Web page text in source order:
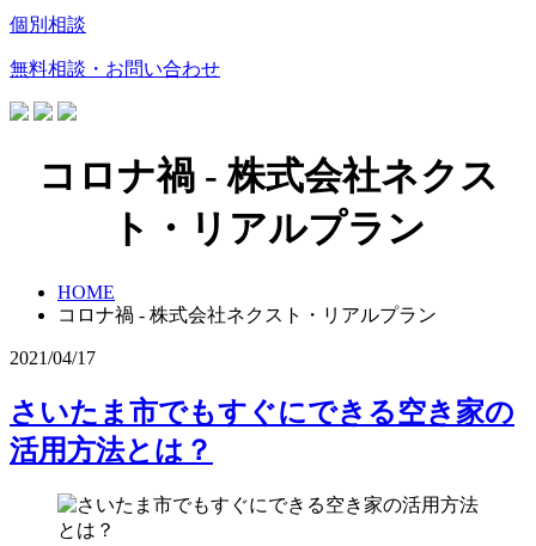
個別相談
無料相談・お問い合わせ
コロナ禍 - 株式会社ネクス
ト・リアルプラン
HOME
コロナ禍 - 株式会社ネクスト・リアルプラン
2021/04/17
さいたま市でもすぐにできる空き家の
活用方法とは？